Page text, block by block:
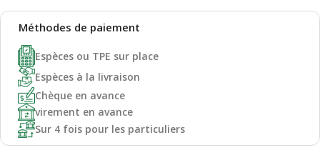
Méthodes de paiement
Espèces ou TPE sur place
Espèces à la livraison
Chèque en avance
virement en avance
Sur 4 fois pour les particuliers